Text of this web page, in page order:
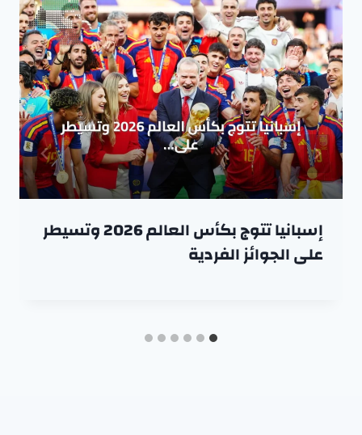
إسبانيا تتوج بكأس العالم 2026 وتسيطر
على الجوائز الفردية